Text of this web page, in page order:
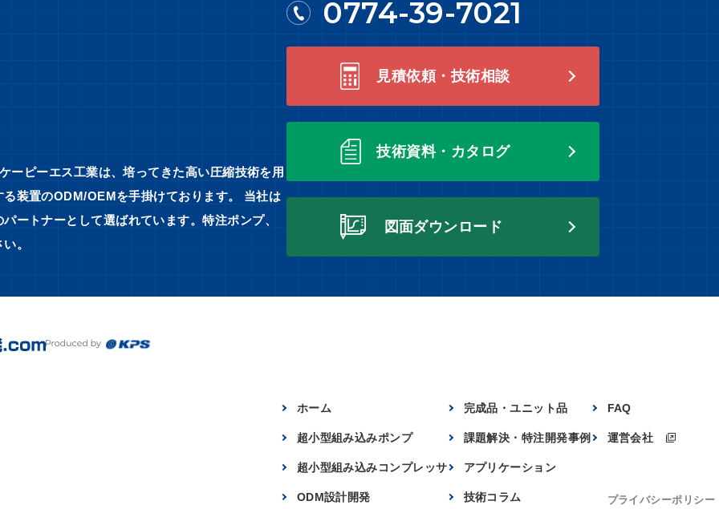
ーピーエス工業は、培ってきた高い圧縮技術を用
装置のODM/OEMを手掛けております。 当社は
ートナーとして選ばれています。特注ポンプ、
。
0774-39-7021
見積依頼・技術相談
技術資料・カタログ
図面ダウンロード
ホーム
超小型組み込みポンプ
超小型組み込みコンプレッサ
ODM設計開発
完成品・ユニット品
課題解決・特注開発事例
アプリケーション
技術コラム
FAQ
運営会社
プライバシーポリシー